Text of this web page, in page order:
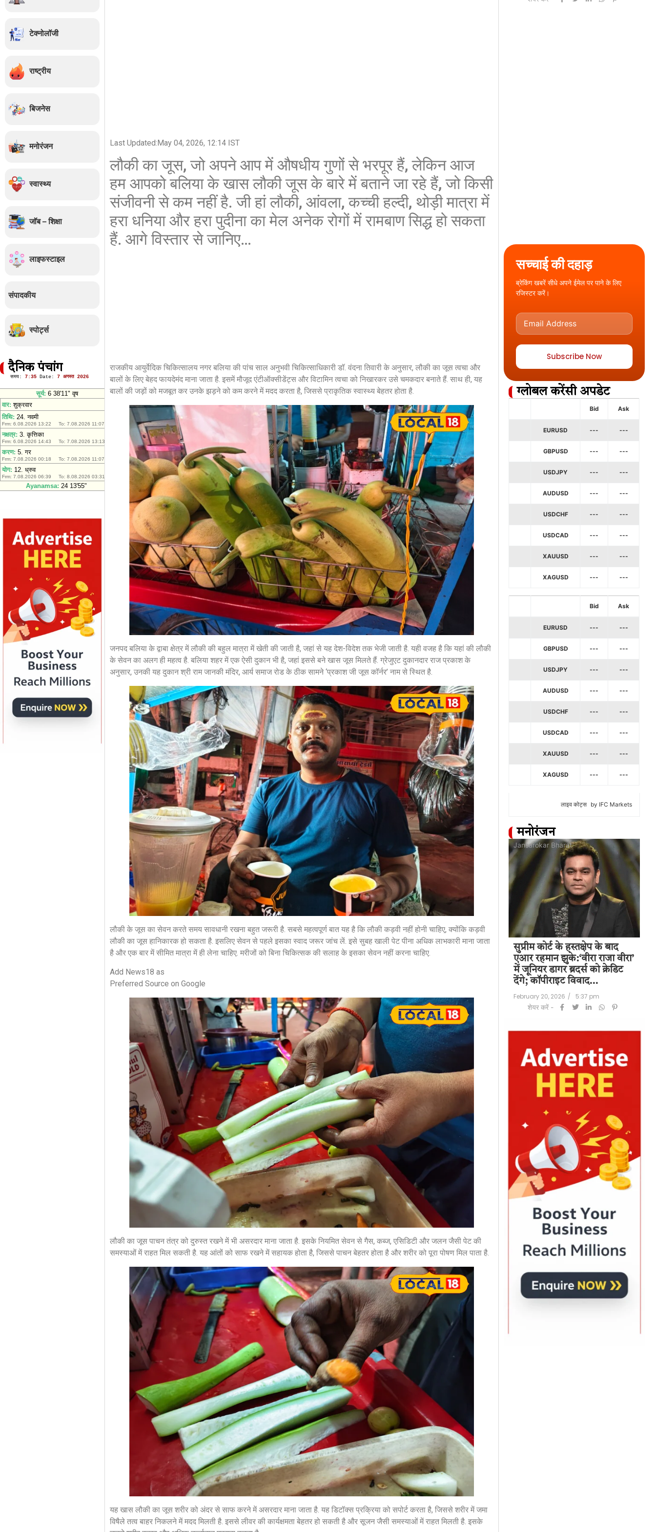
टेक्नोलॉजी
राष्ट्रीय
बिजनेस
मनोरंजन
स्वास्थ्य
जॉब – शिक्षा
लाइफस्टाइल
संपादकीय
स्पोर्ट्स
दैनिक पंचांग
Last Updated:May 04, 2026, 12:14 IST
लौकी का जूस, जो अपने आप में औषधीय गुणों से भरपूर हैं, लेकिन आज
हम आपको बलिया के खास लौकी जूस के बारे में बताने जा रहे हैं, जो किसी
संजीवनी से कम नहीं है. जी हां लौकी, आंवला, कच्ची हल्दी, थोड़ी मात्रा में
हरा धनिया और हरा पुदीना का मेल अनेक रोगों में रामबाण सिद्ध हो सकता
हैं. आगे विस्तार से जानिए…
राजकीय आयुर्वेदिक चिकित्सालय नगर बलिया की पांच साल अनुभवी चिकित्साधिकारी डॉ. वंदना तिवारी के अनुसार, लौकी का जूस त्वचा और
बालों के लिए बेहद फायदेमंद माना जाता है. इसमें मौजूद एंटीऑक्सीडेंट्स और विटामिन त्वचा को निखारकर उसे चमकदार बनाते हैं. साथ ही, यह
बालों की जड़ों को मजबूत कर उनके झड़ने को कम करने में मदद करता है, जिससे प्राकृतिक स्वास्थ्य बेहतर होता है.
जनपद बलिया के द्वाबा क्षेत्र में लौकी की बहुल मात्रा में खेती की जाती है, जहां से यह देश-विदेश तक भेजी जाती है. यही वजह है कि यहां की लौकी
के सेवन का अलग ही महत्व है. बलिया शहर में एक ऐसी दुकान भी है, जहां इससे बने खास जूस मिलते हैं. ग्रेजुएट दुकानदार राज प्रकाश के
अनुसार, उनकी यह दुकान श्री राम जानकी मंदिर, आर्य समाज रोड के ठीक सामने ‘प्रकाश जी जूस कॉर्नर’ नाम से स्थित है.
लौकी के जूस का सेवन करते समय सावधानी रखना बहुत जरूरी है. सबसे महत्वपूर्ण बात यह है कि लौकी कड़वी नहीं होनी चाहिए, क्योंकि कड़वी
लौकी का जूस हानिकारक हो सकता है. इसलिए सेवन से पहले इसका स्वाद जरूर जांच लें. इसे सुबह खाली पेट पीना अधिक लाभकारी माना जाता
है और एक बार में सीमित मात्रा में ही लेना चाहिए. मरीजों को बिना चिकित्सक की सलाह के इसका सेवन नहीं करना चाहिए.
Add News18 as
Preferred Source on Google
लौकी का जूस पाचन तंत्र को दुरुस्त रखने में भी असरदार माना जाता है. इसके नियमित सेवन से गैस, कब्ज, एसिडिटी और जलन जैसी पेट की
समस्याओं में राहत मिल सकती है. यह आंतों को साफ रखने में सहायक होता है, जिससे पाचन बेहतर होता है और शरीर को पूरा पोषण मिल पाता है.
यह खास लौकी का जूस शरीर को अंदर से साफ करने में असरदार माना जाता है. यह डिटॉक्स प्रक्रिया को सपोर्ट करता है, जिससे शरीर में जमा
विषैले तत्व बाहर निकलने में मदद मिलती है. इससे लीवर की कार्यक्षमता बेहतर हो सकती है और सूजन जैसी समस्याओं में राहत मिलती है. इसके
सच्चाई की दहाड़
ब्रेकिंग खबरें सीधे अपने ईमेल पर पाने के लिए
रजिस्टर करें।
Subscribe Now
ग्लोबल करेंसी अपडेट
Bid Ask
EURUSD --- ---
GBPUSD --- ---
USDJPY --- ---
AUDUSD --- ---
USDCHF --- ---
USDCAD --- ---
XAUUSD --- ---
XAGUSD --- ---
Bid Ask
EURUSD --- ---
GBPUSD --- ---
USDJPY --- ---
AUDUSD --- ---
USDCHF --- ---
USDCAD --- ---
XAUUSD --- ---
XAGUSD --- ---
लाइव कोट्स by IFC Markets
मनोरंजन
Jansarokar Bharat
सुप्रीम कोर्ट के हस्तक्षेप के बाद
एआर रहमान झुके:‘वीरा राजा वीरा’
February 20, 2026 / 5:37 pm
शेयर करें -
Jansarokar Bharat
शिल्पा शेट्टी के पति राज कुंद्रा को
बड़ी कानूनी राहत:150 करोड़ रुपए
February 20, 2026 / 6:23 pm
शेयर करें -
Jansarokar Bharat
सुप्रीम कोर्ट के हस्तक्षेप के बाद
एआर रहमान झुके:‘वीरा राजा वीरा’
में जूनियर डागर ब्रदर्स को क्रेडिट
देंगे; कॉपीराइट विवाद…
February 20, 2026 /
5:37 pm
शेयर करें -